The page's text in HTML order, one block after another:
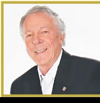
Aller
contenu